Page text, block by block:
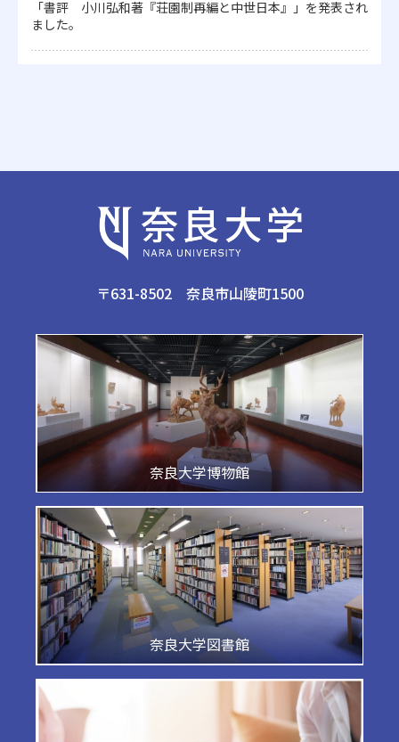
「書評 小川弘和著『荘園制再編と中世日本』」を発表され
ました。
〒631-8502 奈良市山陵町1500
奈良大学博物館
奈良大学図書館